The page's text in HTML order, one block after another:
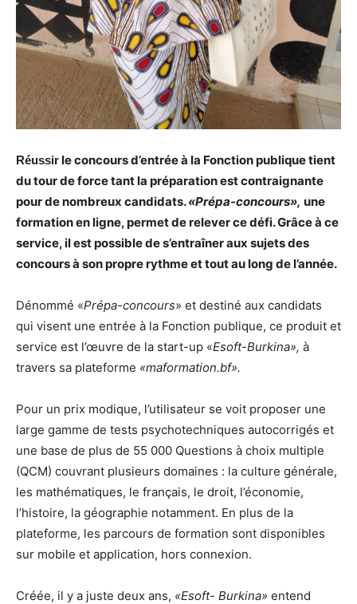
Réussirle concours d’entrée à la Fonction publique tient
du tour de force tant la préparation est contraignante
pour de nombreux candidats.«Prépa-concours», une
formation en ligne, permet de relever ce défi. Grâce à ce
service, il est possible de s’entraîner aux sujets des
concours à son propre rythme et tout au long de l’année.
Dénommé «Prépa-concours» et destiné aux candidats
qui visent une entrée à la Fonction publique, ce produit et
service est l’œuvre de la start-up «Esoft-Burkina», à
travers sa plateforme «maformation.bf».
Pour un prix modique, l’utilisateur se voit proposer une
large gamme de tests psychotechniques autocorrigés et
une base de plus de 55 000 Questions à choix multiple
(QCM) couvrant plusieurs domaines : la culture générale,
les mathématiques, le français, le droit, l’économie,
l’histoire, la géographie notamment. En plus de la
plateforme, les parcours de formation sont disponibles
sur mobile et application, hors connexion.
Créée, il y a juste deux ans, «Esoft- Burkina» entend